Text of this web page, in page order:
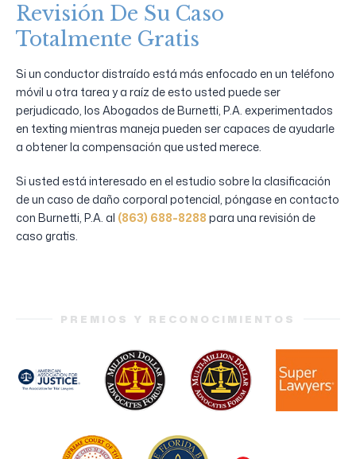
Revisión De Su Caso
Totalmente Gratis
Si un conductor distraído está más enfocado en un teléfono
móvil u otra tarea y a raíz de esto usted puede ser
perjudicado, los Abogados de Burnetti, P.A. experimentados
en texting mientras maneja pueden ser capaces de ayudarle
a obtener la compensación que usted merece.
Si usted está interesado en el estudio sobre la clasificación
de un caso de daño corporal potencial, póngase en contacto
con Burnetti, P.A. al (863) 688-8288 para una revisión de
caso gratis.
PREMIOS Y RECONOCIMIENTOS